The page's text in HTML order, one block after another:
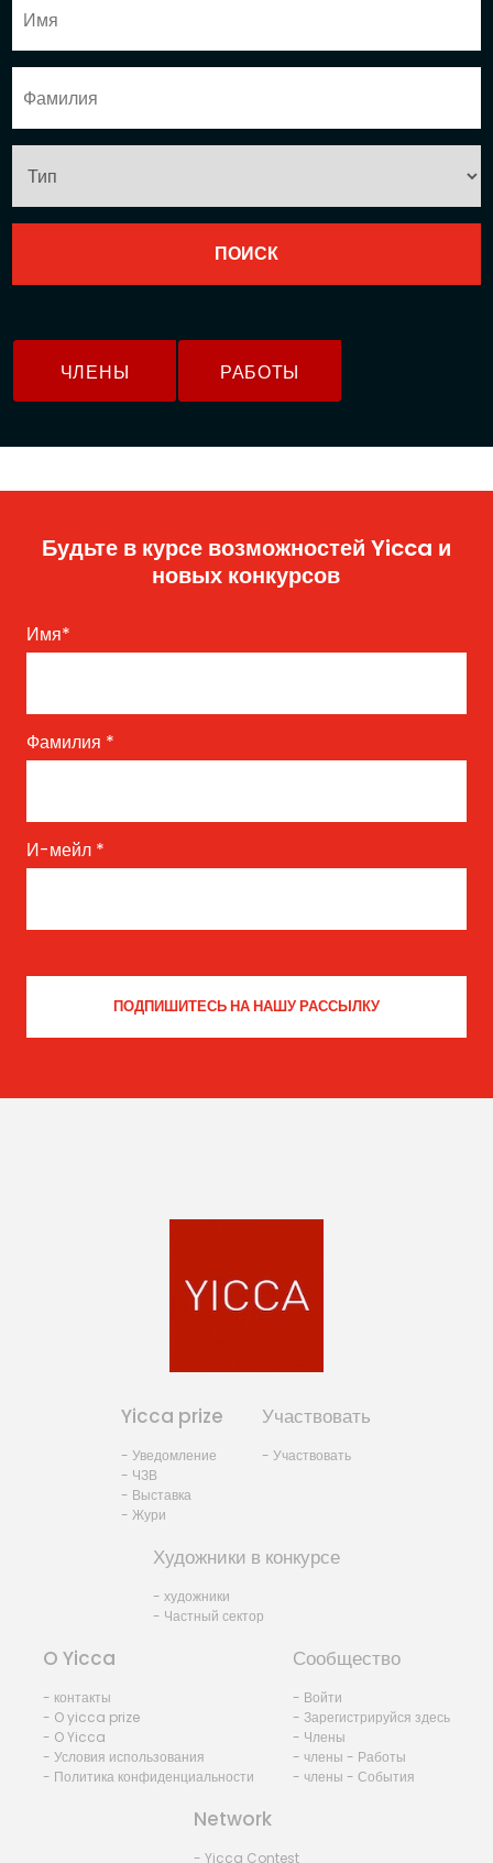
ЧЛЕНЫ РАБОТЫ
Будьте в курсе возможностей Yicca и
новых конкурсов
Имя*
Фамилия *
И-мейл *
Yicca prize
- Уведомление
- ЧЗВ
- Выставка
- Жури
Участвовать
- Участвовать
Художники в конкурсе
- художники
- Частный сектор
O Yicca
- контакты
- O yicca prize
- O Yicca
- Условия использования
- Политика конфиденциальности
Сообщество
- Войти
- Зарегистрируйся здесь
- Члены
- члены - Работы
- члены - События
Network
- Yicca Contest